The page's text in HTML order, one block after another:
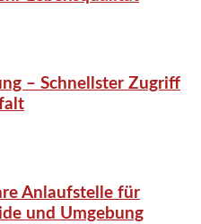
– Schnellster Zugriff
Anlaufstelle für
und Umgebung